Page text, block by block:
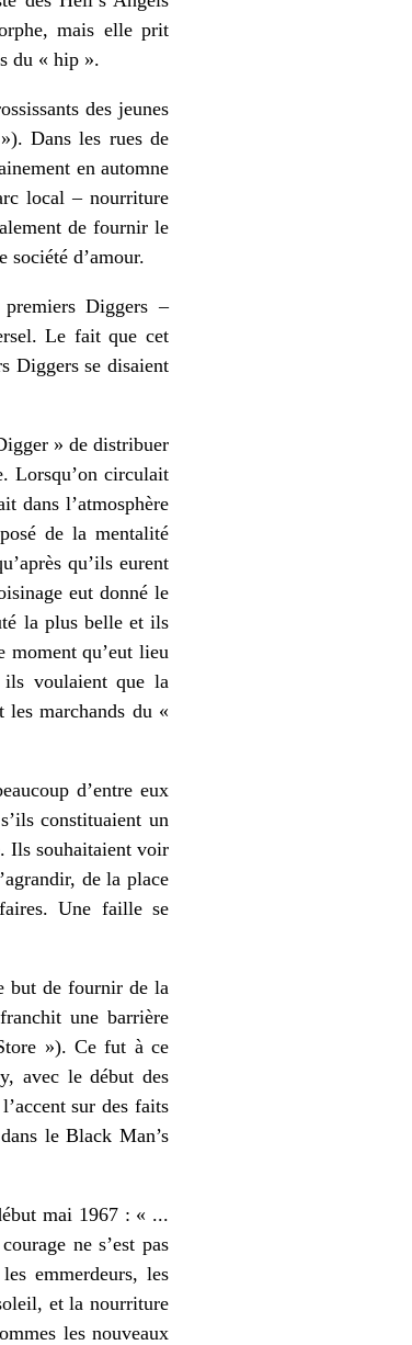
mais elle prit
du « hip ».
des jeunes
Dans les rues de
en automne
local – nourriture
de fournir le
société d’amour.
Diggers –
Le fait que cet
Diggers se disaient
» de distribuer
Lorsqu’on circulait
dans l’atmosphère
de la mentalité
qu’ils eurent
eut donné le
la plus belle et ils
moment qu’eut lieu
voulaient que la
les marchands du «
d’entre eux
constituaient un
Ils souhaitaient voir
de la place
Une faille se
but de fournir de la
une barrière
»). Ce fut à ce
avec le début des
sur des faits
le Black Man’s
mai 1967 : « ...
ne s’est pas
emmerdeurs, les
et la nourriture
les nouveaux